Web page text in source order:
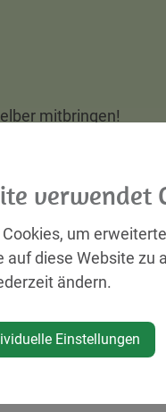
mitbringen!
aus
verwendet
um
auf diese Website zu
ändern.
Einstellungen